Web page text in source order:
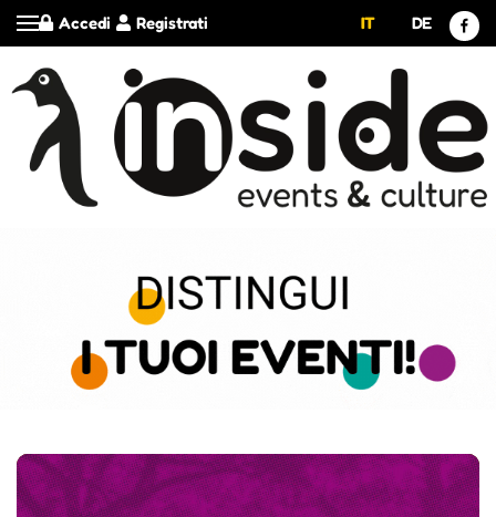
Registrati
Accedi IT DE